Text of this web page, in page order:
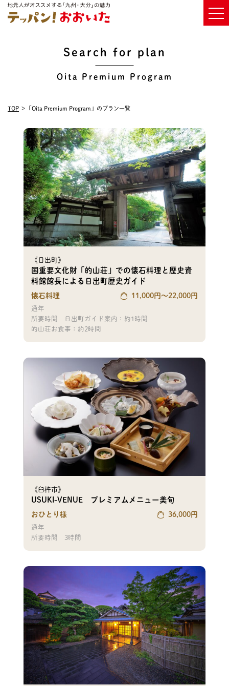
Search for plan
Oita Premium Program
TOP 「Oita Premium Program」のプラン一覧
《日出町》
国重要文化財「的山荘」での懐石料理と歴史資
料館館長による日出町歴史ガイド
懐石料理 11,000円〜22,000円
通年
所要時間
日出町ガイド案内：約1時間
的山荘お食事：約2時間
《臼杵市》
USUKI-VENUE プレミアムメニュー美旬
おひとり様 36,000円
通年
所要時間
3時間